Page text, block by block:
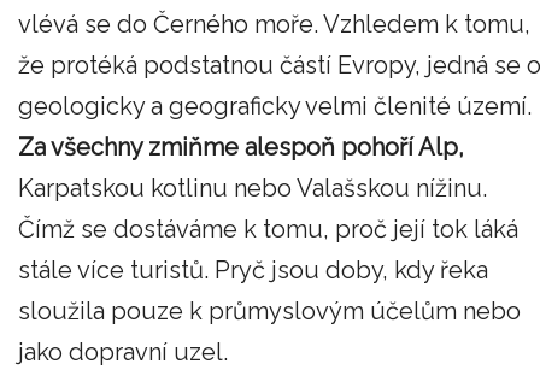
vlévá se do Černého moře. Vzhledem k tomu,
že protéká podstatnou částí Evropy, jedná se o
geologicky a geograficky velmi členité území.
Za všechny zmiňme alespoň pohoří Alp,
Karpatskou kotlinu nebo Valašskou nížinu.
Čímž se dostáváme k tomu, proč její tok láká
stále více turistů. Pryč jsou doby, kdy řeka
sloužila pouze k průmyslovým účelům nebo
jako dopravní uzel.